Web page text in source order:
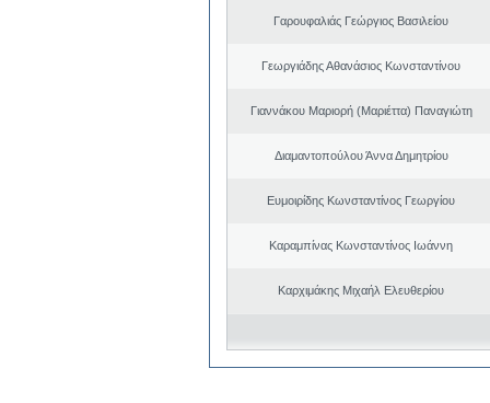
Γαρουφαλιάς Γεώργιος Βασιλείου
Γεωργιάδης Αθανάσιος Κωνσταντίνου
Γιαννάκου Μαριορή (Μαριέττα) Παναγιώτη
Διαμαντοπούλου Άννα Δημητρίου
Ευμοιρίδης Κωνσταντίνος Γεωργίου
Καραμπίνας Κωνσταντίνος Ιωάννη
Καρχιμάκης Μιχαήλ Ελευθερίου